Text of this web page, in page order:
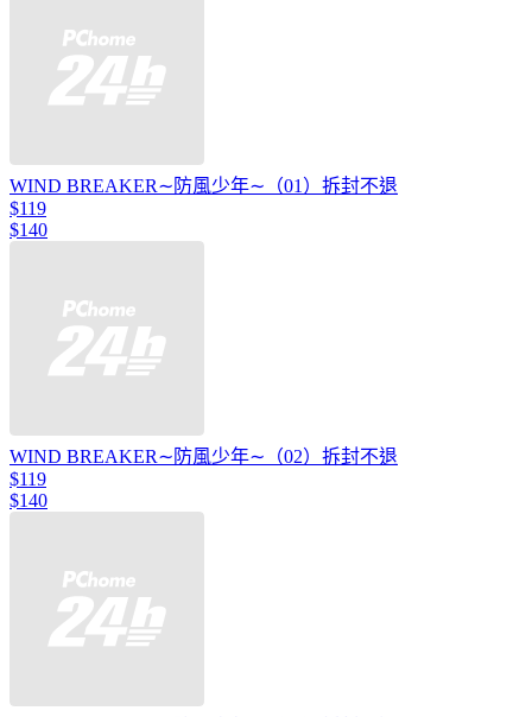
WIND BREAKER∼防風少年∼（01）拆封不退
$119
$140
WIND BREAKER∼防風少年∼（02）拆封不退
$119
$140